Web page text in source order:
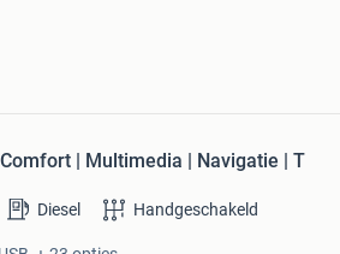
| Multimedia | Navigatie | T
Diesel Handgeschakeld